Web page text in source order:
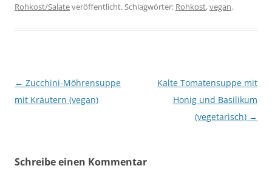
Rohkost/Salateveröffentlicht. Schlagwörter: Rohkost,vegan.
Beitragsnavigation
← Zucchini-Möhrensuppe
mit Kräutern (vegan)
Kalte Tomatensuppe mit
Honig und Basilikum
(vegetarisch) →
Schreibe einen Kommentar